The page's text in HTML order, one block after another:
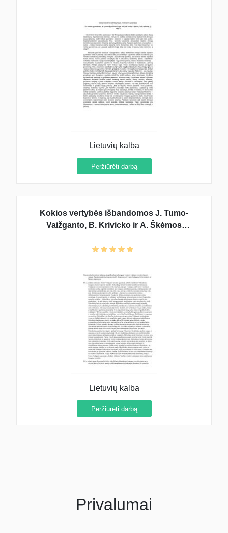
Lietuvių kalba
Peržiūrėti darbą
Kokios vertybės išbandomos J. Tumo-
Vaižganto, B. Krivicko ir A. Škėmos
Lietuvių kalba
Peržiūrėti darbą
Privalumai